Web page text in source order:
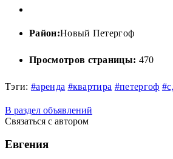
Район:Новый Петергоф
Просмотров страницы: 470
Тэги: #аренда #квартира #петергоф
В раздел объявлений
Связаться с автором
Евгения